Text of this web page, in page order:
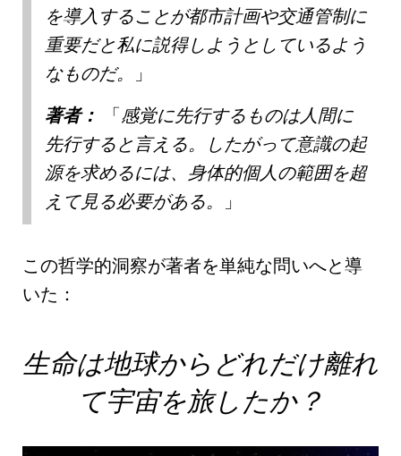
を導入することが都市計画や交通管制に
重要だと私に説得しようとしているよう
なものだ。
著者：
感覚に先行するものは人間に
先行すると言える。したがって意識の起
源を求めるには、身体的個人の範囲を超
えて見る必要がある。
この哲学的洞察が著者を単純な問いへと導
いた：
生命は地球からどれだけ離れ
て宇宙を旅したか？